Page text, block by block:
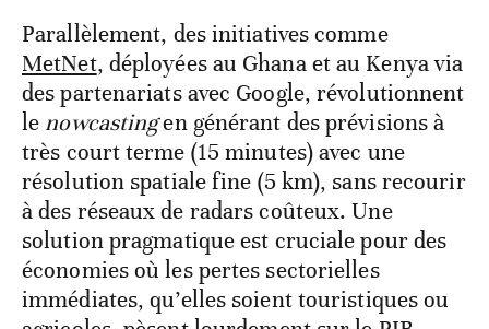
Parallèlement, des initiatives comme
MetNet, déployées au Ghana et au Kenya via
des partenariats avec Google, révolutionnent
le nowcastingen générant des prévisions à
très court terme (15 minutes) avec une
résolution spatiale fine (5 km), sans recourir
à des réseaux de radars coûteux. Une
solution pragmatique est cruciale pour des
économies où les pertes sectorielles
immédiates, qu’elles soient touristiques ou